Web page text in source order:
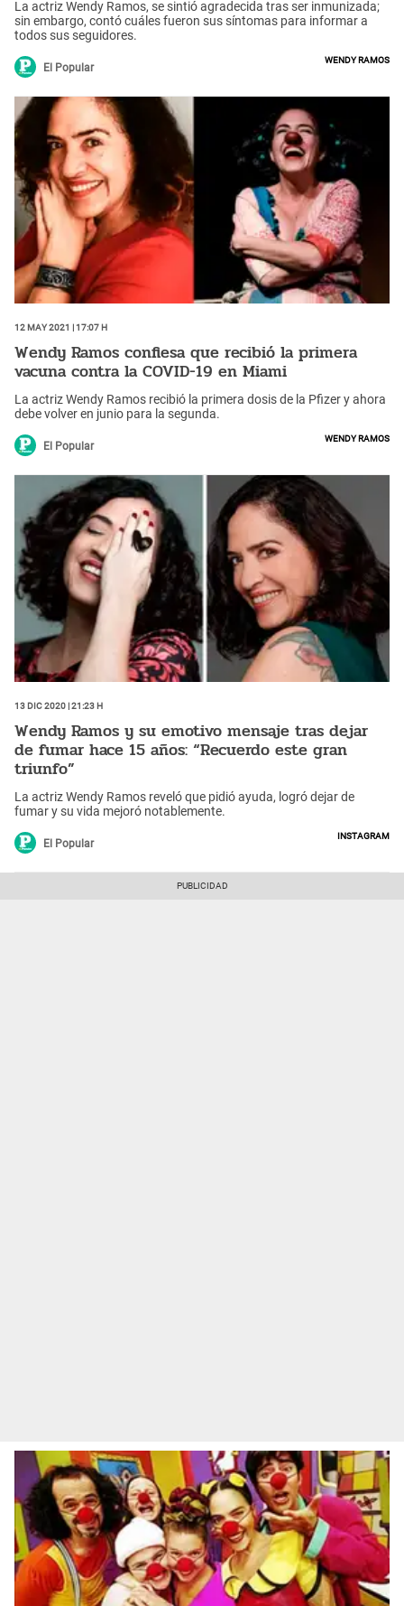
La actriz Wendy Ramos, se sintió agradecida tras ser inmunizada;
sin embargo, contó cuáles fueron sus síntomas para informar a
todos sus seguidores.
El Popular
Wendy Ramos
12 May 2021 | 17:07 h
Wendy Ramos confiesa que recibió la primera
vacuna contra la COVID-19 en Miami
La actriz Wendy Ramos recibió la primera dosis de la Pfizer y ahora
debe volver en junio para la segunda.
El Popular
Wendy Ramos
13 Dic 2020 | 21:23 h
Wendy Ramos y su emotivo mensaje tras dejar
de fumar hace 15 años: “Recuerdo este gran
triunfo”
La actriz Wendy Ramos reveló que pidió ayuda, logró dejar de
fumar y su vida mejoró notablemente.
El Popular
Instagram